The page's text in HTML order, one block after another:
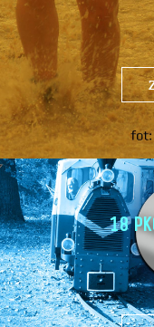
18